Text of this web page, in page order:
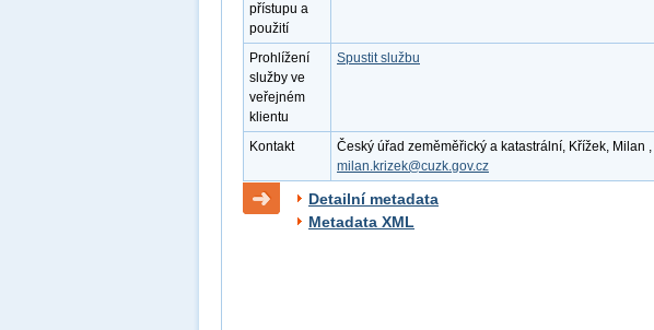
přístupu a
použití
Prohlížení
služby ve
veřejném
klientu
Spustit službu
Kontakt
Český úřad zeměměřický a katastrální, Křížek, Milan
milan.krizek@cuzk.gov.cz
Detailní metadata
Metadata XML